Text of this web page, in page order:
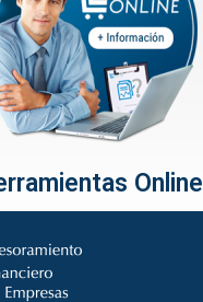
Online